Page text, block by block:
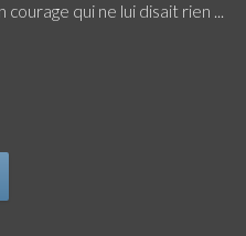
qui ne lui disait rien ...